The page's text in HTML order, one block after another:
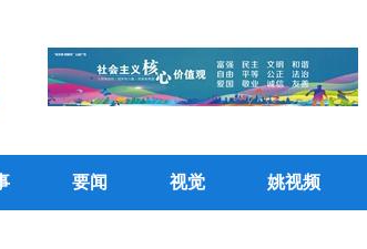
要闻 视觉 姚视频